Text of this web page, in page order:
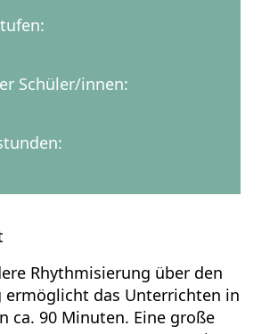
Schüler/innen:
Rhythmisierung über den
ermöglicht das Unterrichten in
ca. 90 Minuten. Eine große